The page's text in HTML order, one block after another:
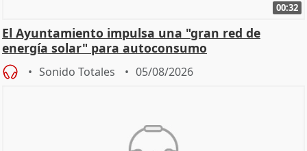
00:32
El Ayuntamiento impulsa una "gran red de
energía solar" para autoconsumo
Sonido Totales 05/08/2026